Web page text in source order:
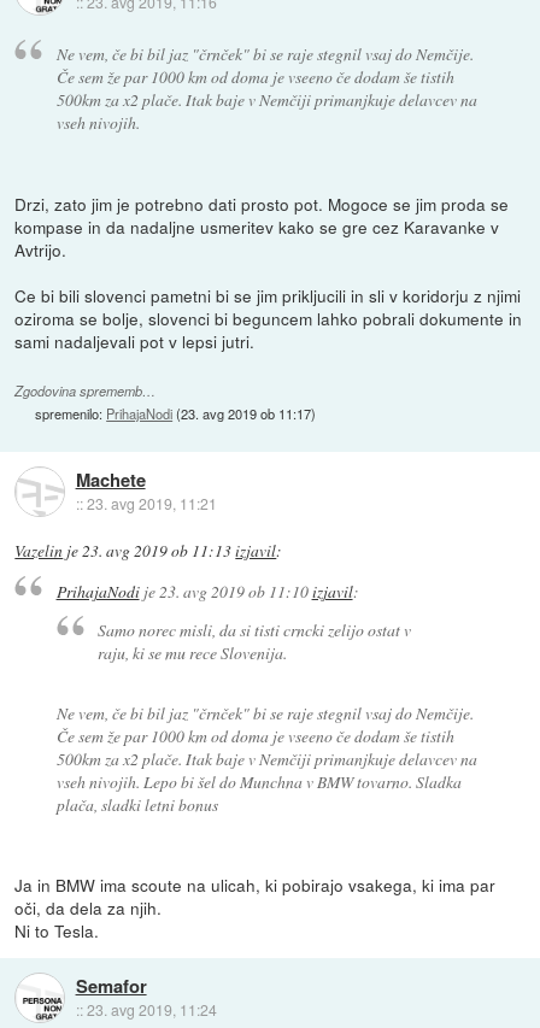
Ne vem, če bi bil jaz "črnček" bi se raje stegnil vsaj do Nemčije.
Če sem že par 1000 km od doma je vseeno če dodam še tistih
500km za x2 plače. Itak baje v Nemčiji primanjkuje delavcev na
vseh nivojih.
Drzi, zato jim je potrebno dati prosto pot. Mogoce se jim proda se
kompase in da nadaljne usmeritev kako se gre cez Karavanke v
Avtrijo.
Ce bi bili slovenci pametni bi se jim prikljucili in sli v koridorju z njimi
oziroma se bolje, slovenci bi beguncem lahko pobrali dokumente in
sami nadaljevali pot v lepsi jutri.
Zgodovina sprememb…
spremenilo: PrihajaNodi(23. avg 2019 ob 11:17)
Machete
::23. avg 2019, 11:21
Vazelin je23. avg 2019 ob 11:13izjavil:
PrihajaNodije 23. avg 2019 ob 11:10izjavil:
Samo norec misli, da si tisti crncki zelijo ostat v
raju, ki se mu rece Slovenija.
Ne vem, če bi bil jaz "črnček" bi se raje stegnil vsaj do Nemčije.
Če sem že par 1000 km od doma je vseeno če dodam še tistih
500km za x2 plače. Itak baje v Nemčiji primanjkuje delavcev na
vseh nivojih. Lepo bi šel do Munchna v BMW tovarno. Sladka
plača, sladki letni bonus
Ja in BMW ima scoute na ulicah, ki pobirajo vsakega, ki ima par
oči, da dela za njih.
Ni to Tesla.
Semafor
::23. avg 2019, 11:24